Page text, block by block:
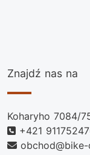
Znajdź nas na
Koharyho 7084/
+421